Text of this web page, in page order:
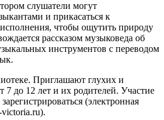
слушатели могут
и прикасаться к
чтобы ощутить природу
рассказом музыковеда об
инструментов с переводом
Приглашают глухих и
7 до 12 лет и их родителей. Участие
(электронная